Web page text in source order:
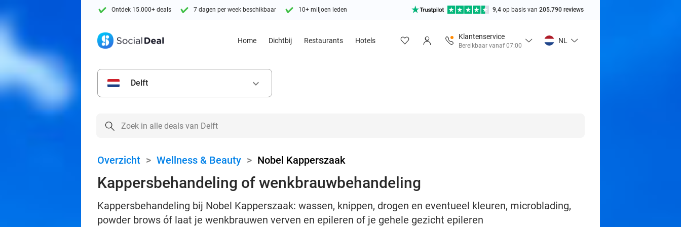
Ontdek 15.000+ deals 7 dagen per week beschikbaar 10+ miljoen leden 9,4 op basis van 205.790 reviews
Home Dichtbij Restaurants Hotels
Klantenservice
Bereikbaar vanaf 07:00
NL
Delft keyboard_arrow_down
Overzicht > Wellness & Beauty > Nobel Kapperszaak
Kappersbehandeling of wenkbrauwbehandeling
Kappersbehandeling bij Nobel Kapperszaak: wassen, knippen, drogen en eventueel kleuren, microblading,
powder brows óf laat je wenkbrauwen verven en epileren of je gehele gezicht epileren